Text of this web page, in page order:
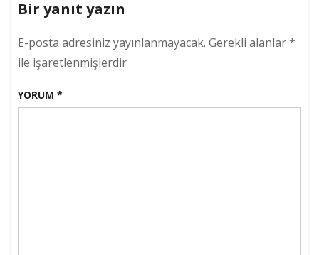
Bir yanıt yazın
E-posta adresiniz yayınlanmayacak. Gerekli alanlar*
ile işaretlenmişlerdir
YORUM *